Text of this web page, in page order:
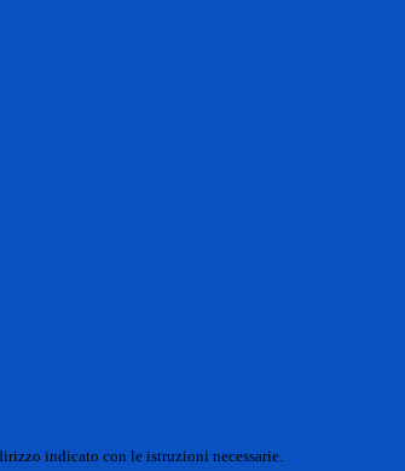
indicato con le istruzioni necessarie.